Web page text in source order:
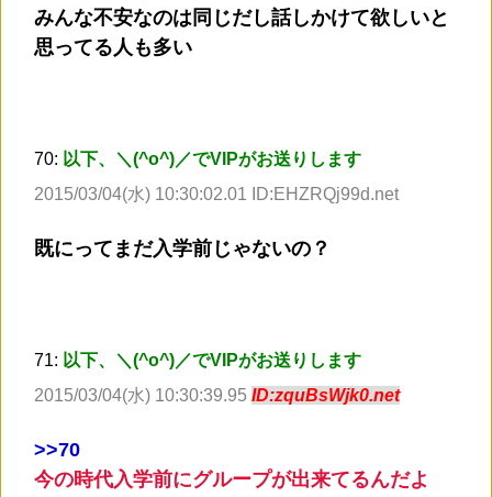
みんな不安なのは同じだし話しかけて欲しいと
思ってる人も多い
70: 以下、＼(^o^)／でVIPがお送りします
2015/03/04(水) 10:30:02.01 ID:EHZRQj99d.net
既にってまだ入学前じゃないの？
71: 以下、＼(^o^)／でVIPがお送りします
2015/03/04(水) 10:30:39.95 ID:zquBsWjk0.net
>>70
今の時代入学前にグループが出来てるんだよ